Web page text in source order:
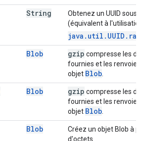
String
Obtenez un UUID sous
(équivalent à
Blob gzip compresse les
fournies et les renvoie
objet Blob
Blob gzip compresse les
fournies et les renvoie
objet Blob
Blob
Créez un objet Blob à
d'octets.